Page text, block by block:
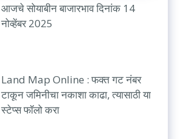
आजचे सोयाबीन बाजारभाव दिनांक 14
नोव्हेंबर 2025
Land Map Online : फक्त गट नंबर
टाकून जमिनीचा नकाशा काढा, त्यासाठी या
स्टेप्स फॉलो करा